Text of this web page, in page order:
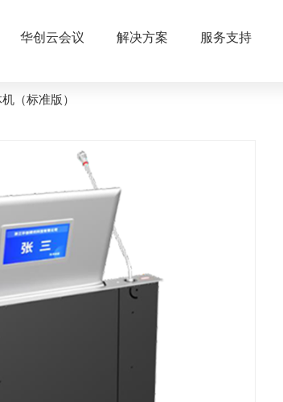
华创云会议 解决方案 服务支持
（标准版）